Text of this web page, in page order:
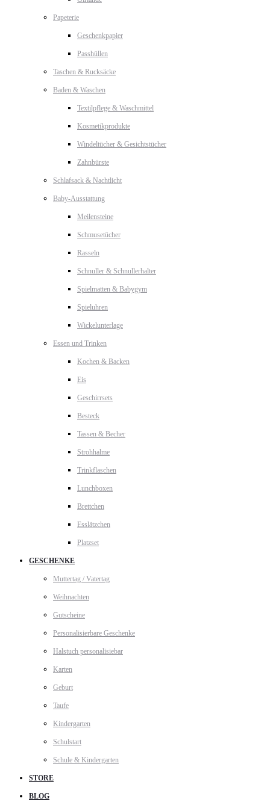
Papeterie
Geschenkpapier
Passhüllen
Taschen & Rucksäcke
Baden & Waschen
Textilpflege & Waschmittel
Kosmetikprodukte
Windeltücher & Gesichtstücher
Zahnbürste
Schlafsack & Nachtlicht
Baby-Ausstattung
Meilensteine
Schmusetücher
Rasseln
Schnuller & Schnullerhalter
Spielmatten & Babygym
Spieluhren
Wickelunterlage
Essen und Trinken
Kochen & Backen
Eis
Geschirrsets
Besteck
Tassen & Becher
Strohhalme
Trinkflaschen
Lunchboxen
Brettchen
Esslätzchen
Platzset
GESCHENKE
Muttertag / Vatertag
Weihnachten
Gutscheine
Personalisierbare Geschenke
Halstuch personalisiebar
Karten
Geburt
Taufe
Kindergarten
Schulstart
Schule & Kindergarten
STORE
BLOG